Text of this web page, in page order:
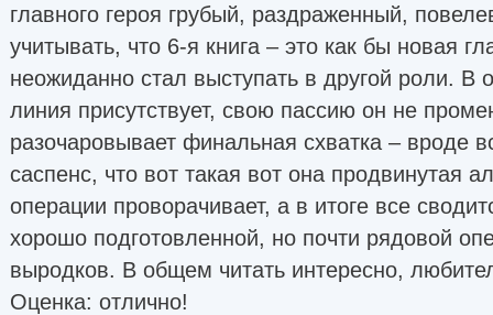
главного героя грубый, раздраженный,
учитывать, что 6-я книга – это как бы новая
неожиданно стал выступать в другой роли.
линия присутствует, свою пассию он не
разочаровывает финальная схватка – вроде
саспенс, что вот такая вот она продвинутая
операции проворачивает, а в итоге все
хорошо подготовленной, но почти рядовой
выродков. В общем читать интересно,
Оценка: отлично!